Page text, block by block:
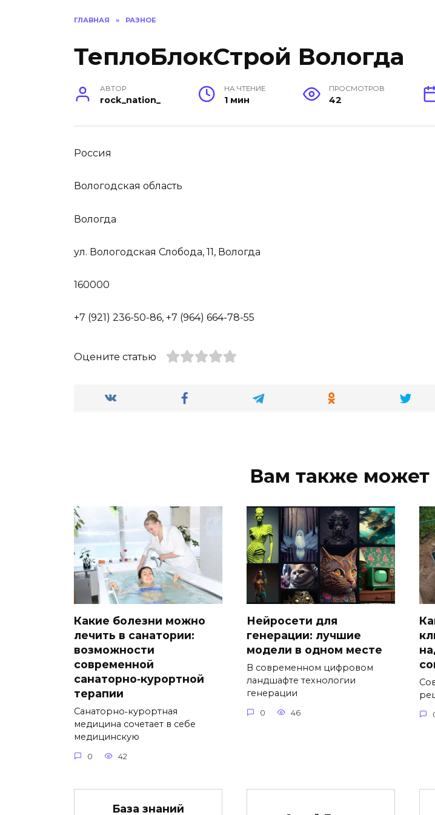
ГЛАВНАЯ » РАЗНОЕ
ТеплоБлокСтрой Вологда
АВТОР
rock_nation_
НА ЧТЕНИЕ
1 мин
ПРОСМОТРОВ
42
Россия
Вологодская область
Вологда
ул. Вологодская Слобода, 11, Вологда
160000
+7 (921) 236-50-86, +7 (964) 664-78-55
Оцените статью
Вам также может
Какие болезни можно
лечить в санатории:
возможности
современной
санаторно‑курортной
терапии
Санаторно‑курортная
медицина сочетает в себе
медицинскую
0 42
Нейросети для
генерации: лучшие
модели в одном месте
В современном цифровом
ландшафте технологии
генерации
0 46
База знаний